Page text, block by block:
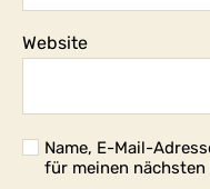
Website
Name, E-Mail-
für meinen